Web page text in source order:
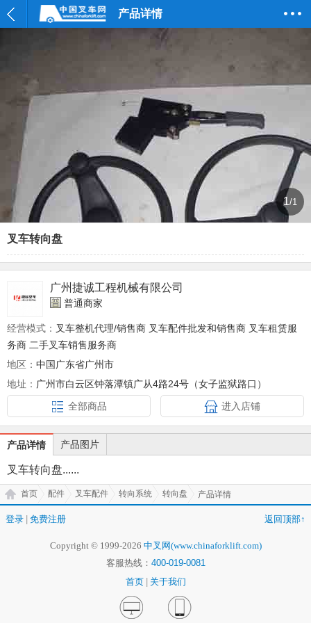
产品详情
1/1
叉车转向盘
广州捷诚工程机械有限公司
普通商家
经营模式： 叉车整机代理/销售商 叉车配件批发和销售商 叉车租赁服
务商 二手叉车销售服务商
地区： 中国广东省广州市
地址： 广州市白云区钟落潭镇广从4路24号（女子监狱路口）
全部商品
进入店铺
产品详情 产品图片
叉车转向盘......
首页 配件 叉车配件 转向系统 转向盘 产品详情
登录 免费注册 返回顶部↑
Copyright © 1999-2026 中叉网(www.chinaforklift.com)
客服热线： 400-019-0081
首页
关于我们